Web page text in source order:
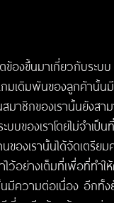
ข้องขึ้นมาเกี่ยวกับระบ
เกมเดิมพันของลูกค้านั้
มาชิกของเรานั้นยังสา
บของเราโดยไม่จำเป็
นของเรานั้นได้จัดเตรีย
ไว้อย่างเต็มที่เพื่อที่ทำใ
ความต่อเนื่อง อีกทั้ง